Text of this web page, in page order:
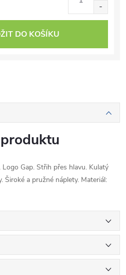
DO KOŠÍKU
Gap. Střih přes hlavu. Kulatý
Široké a pružné náplety. Materiál: